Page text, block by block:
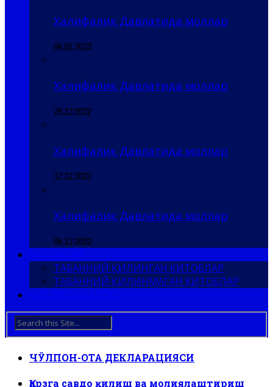
Халифалик Давлатида моллар
06.01.2023
Халифалик Давлатида моллар
28.12.2022
Халифалик Давлатида моллар
12.12.2022
Халифалик Давлатида моллар
06.12.2022
ТАБАННИЙ ҚИЛИНГАН КИТОБЛАР
ТАБАННИЙ ҚИЛИНМАГАН КИТОБЛАР
ЧЎЛПОН-ОТА ДЕКЛАРАЦИЯСИ
Қарзга савдо қилиш ва молиялаштириш